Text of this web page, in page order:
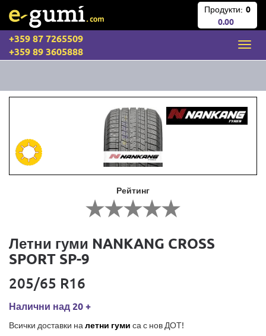
Продукти: 0
0.00
+359 87 7265509
+359 89 3605888
Рейтинг
Летни гуми NANKANG CROSS
SPORT SP-9
205/65 R16
Налични над 20 +
Всички доставки на летни гуми са с нов ДОТ!